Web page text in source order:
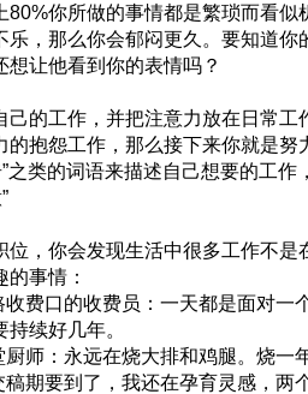
80%你所做的事情都是繁琐而看似
乐，那么你会郁闷更久。要知道你
想让他看到你的表情吗？
己的工作，并把注意力放在日常工
的抱怨工作，那么接下来你就是努
”之类的词语来描述自己想要的工作
位，你会发现生活中很多工作不是
的事情：
收费口的收费员：一天都是面对一
续好几年。
厨师：永远在烧大排和鸡腿。烧一
稿期要到了，我还在孕育灵感，两